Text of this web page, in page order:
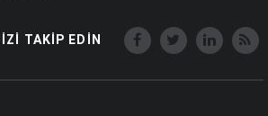
TAKİP EDİN